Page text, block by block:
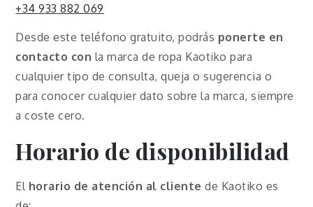
+34 933 882 069
Desde este teléfono gratuito, podrás ponerte en
contacto con la marca de ropa Kaotiko para
cualquier tipo de consulta, queja o sugerencia o
para conocer cualquier dato sobre la marca, siempre
a coste cero.
Horario de disponibilidad
El horario de atención al clientede Kaotiko es